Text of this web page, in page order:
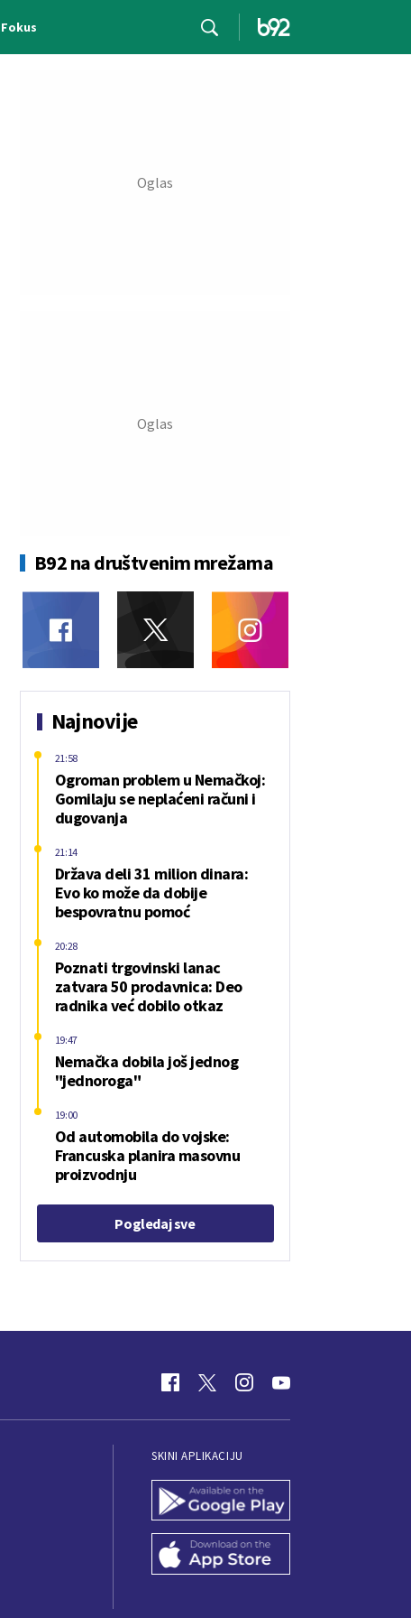
Fokus
B92 na društvenim mrežama
Najnovije
Ogroman problem u Nemačkoj:
Gomilaju se neplaćeni računi i
dugovanja
21:58
Država deli 31 milion dinara:
Evo ko može da dobije
bespovratnu pomoć
21:14
Poznati trgovinski lanac
zatvara 50 prodavnica: Deo
radnika već dobilo otkaz
20:28
Nemačka dobila još jednog
"jednoroga"
19:47
Od automobila do vojske:
Francuska planira masovnu
proizvodnju
19:00
Pogledaj sve
SKINI APLIKACIJU